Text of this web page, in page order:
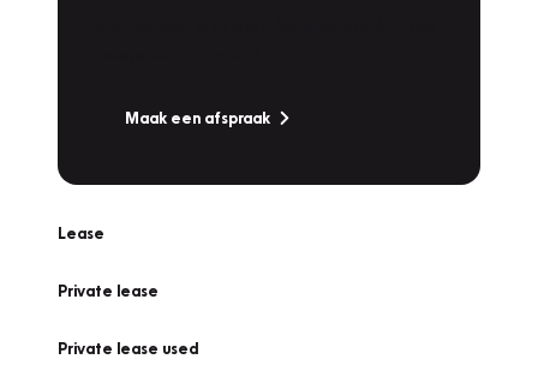
Maak een afspraak
Lease
Private lease
Private lease used